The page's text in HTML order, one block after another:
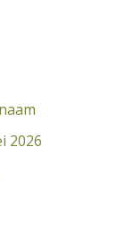
2026